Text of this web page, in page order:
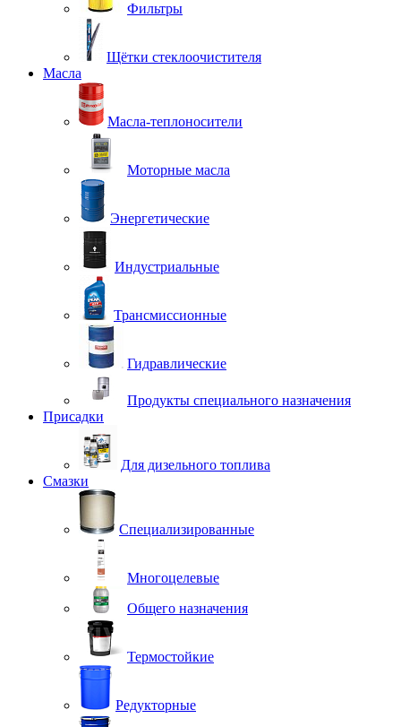
Фильтры
Щётки стеклоочистителя
Масла
Масла-теплоносители
Моторные масла
Энергетические
Индустриальные
Трансмиссионные
Гидравлические
Продукты специального назначения
Присадки
Для дизельного топлива
Смазки
Специализированные
Многоцелевые
Общего назначения
Термостойкие
Редукторные